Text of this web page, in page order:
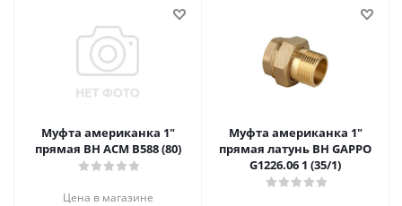
Муфта американка 1"
прямая ВН АСМ В588 (80)
Цена в магазине
Муфта американка 1"
прямая латунь ВН GAPPO
G1226.06 1 (35/1)